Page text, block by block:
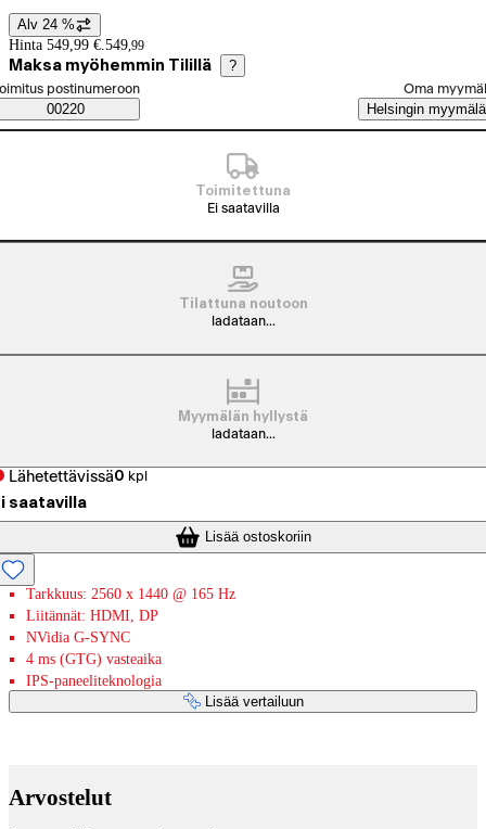
Hintatiedot
Alv 24 %
Hinta 549,99 €. 549,99
Maksa myöhemmin Tilillä ?
Saatavuustiedot
tilaustapa
postinumeroon
00220
Oma
Helsingin myymälä
Toimitettuna
Ei saatavilla
Tilattuna noutoon
ladataan...
Myymälän hyllystä
ladataan...
Lähetettävissä0 kpl
saatavilla
Lisää ostoskoriin
Tarkkuus: 2560 x 1440 @ 165 Hz
Liitännät: HDMI, DP
NVidia G-SYNC
4 ms (GTG) vasteaika
IPS-paneeliteknologia
Lisää vertailuun
Arvostelut